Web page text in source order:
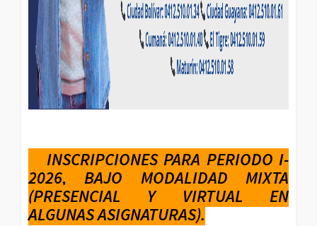
INSCRIPCIONES PARA PERIODO I-
2026, BAJO MODALIDAD MIXTA
(PRESENCIAL Y VIRTUAL EN
ALGUNAS ASIGNATURAS).